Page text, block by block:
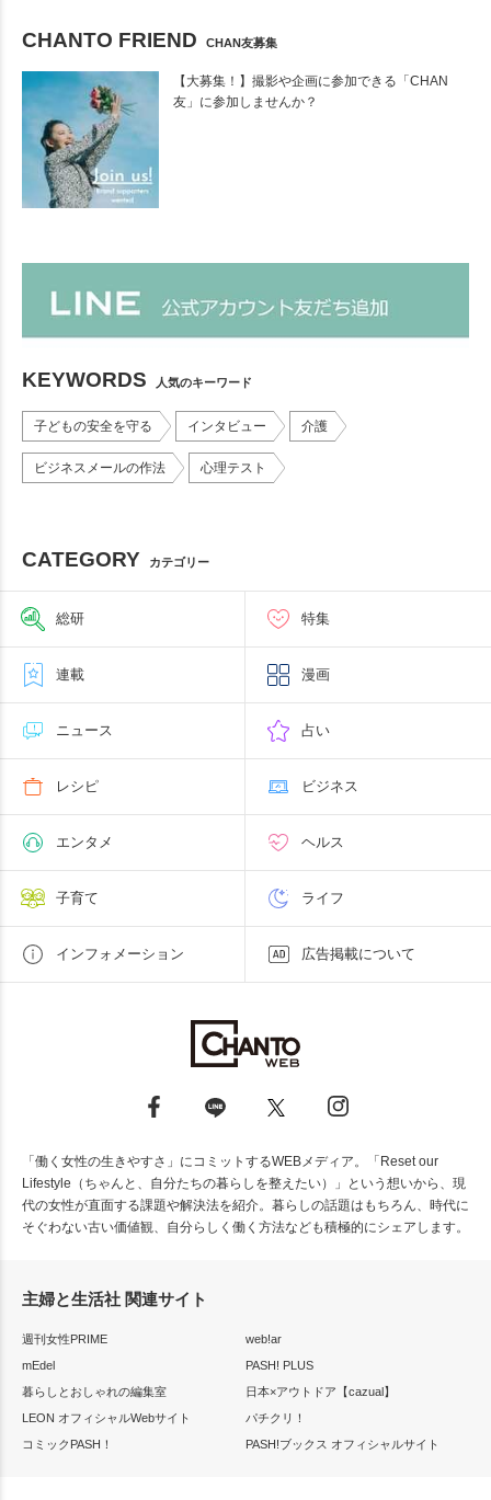
CHANTO FRIEND CHAN友募集
【大募集！】撮影や企画に参加できる「CHAN
友」に参加しませんか？
KEYWORDS 人気のキーワード
子どもの安全を守る インタビュー 介護
ビジネスメールの作法 心理テスト
CATEGORY カテゴリー
総研 特集
連載 漫画
ニュース 占い
レシピ ビジネス
エンタメ ヘルス
子育て ライフ
インフォメーション 広告掲載について
「働く女性の生きやすさ」にコミットするWEBメディア。「Reset our
Lifestyle（ちゃんと、自分たちの暮らしを整えたい）」という想いから、現
代の女性が直面する課題や解決法を紹介。暮らしの話題はもちろん、時代に
そぐわない古い価値観、自分らしく働く方法なども積極的にシェアします。
主婦と生活社 関連サイト
週刊女性PRIME
web!ar
mEdel
PASH! PLUS
暮らしとおしゃれの編集室
日本×アウトドア【cazual】
LEON オフィシャルWebサイト
パチクリ！
コミックPASH！
PASH!ブックス オフィシャルサイト